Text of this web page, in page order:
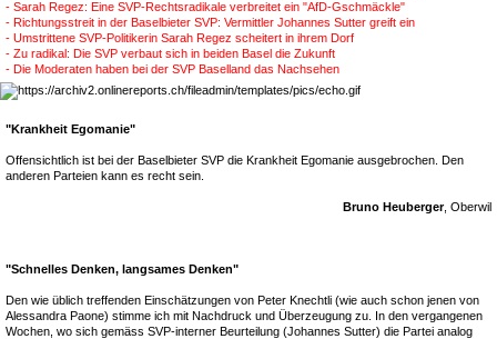
- Sarah Regez: Eine SVP-Rechtsradikale verbreitet ein "AfD-Gschmäckle"
- Richtungsstreit in der Baselbieter SVP: Vermittler Johannes Sutter greift ein
- Umstrittene SVP-Politikerin Sarah Regez scheitert in ihrem Dorf
- Zu radikal: Die SVP verbaut sich in beiden Basel die Zukunft
- Die Moderaten haben bei der SVP Baselland das Nachsehen
"Krankheit Egomanie"
Offensichtlich ist bei der Baselbieter SVP die Krankheit Egomanie ausgebrochen. Den
anderen Parteien kann es recht sein.
Bruno Heuberger, Oberwil
"Schnelles Denken, langsames Denken"
Den wie üblich treffenden Einschätzungen von Peter Knechtli (wie auch schon jenen von
Alessandra Paone) stimme ich mit Nachdruck und Überzeugung zu. In den vergangenen
Wochen, wo sich gemäss SVP-interner Beurteilung (Johannes Sutter) die Partei analog